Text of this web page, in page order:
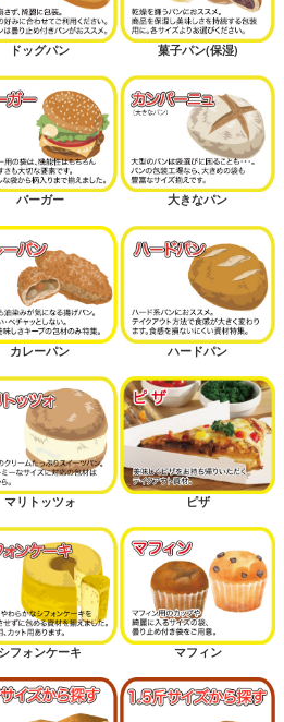
ドッグパン 菓子パン(保湿)
バーガー 大きなパン
カレーパン ハードパン
マリトッツォ ピザ
シフォンケーキ マフィン